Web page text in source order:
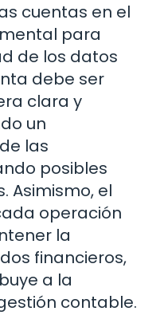
cuentas en el
para
de los datos
debe ser
clara y
un
las
posibles
Asimismo, el
operación
la
financieros,
a la
contable.